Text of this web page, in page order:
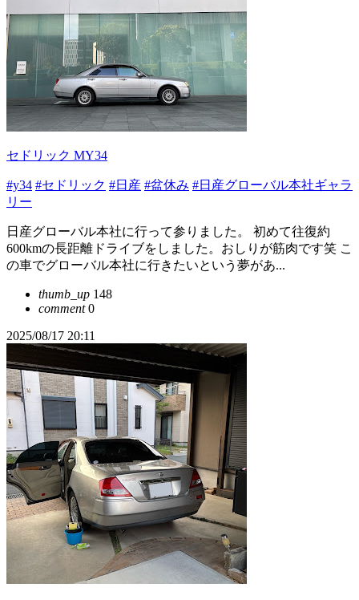
セドリック MY34
#y34 #セドリック #日産 #盆休み #日産グローバル本社ギャラ
リー
日産グローバル本社に行って参りました。 初めて往復約
600kmの長距離ドライブをしました。おしりが筋肉です笑 こ
の車でグローバル本社に行きたいという夢があ...
thumb_up 148
comment0
2025/08/17 20:11